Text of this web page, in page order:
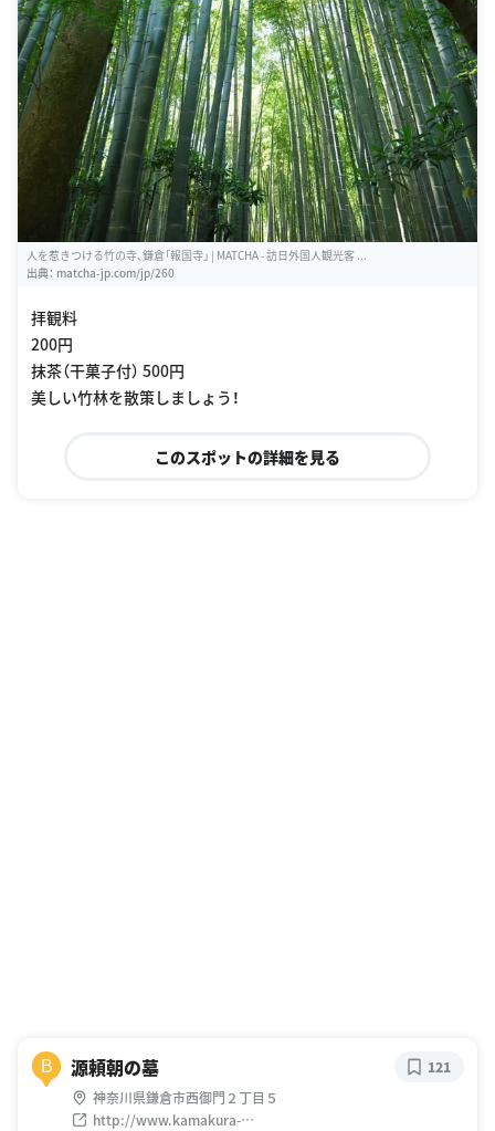
人を惹きつける竹の寺、鎌倉「報国寺」 | MATCHA - 訪日外国人観光客 ...
出典： matcha-jp.com/jp/260
拝観料
200円
抹茶（干菓子付） 500円
美しい竹林を散策しましょう！
このスポットの詳細を見る
B 源頼朝の墓
神奈川県鎌倉市西御門２丁目５
http://www.kamakura-
121